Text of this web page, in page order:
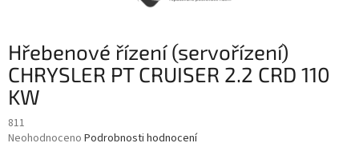
Hřebenové řízení (servořízení)
CHRYSLER PT CRUISER 2.2 CRD 110
KW
811
Průměrné
Neohodnoceno Podrobnosti hodnocení